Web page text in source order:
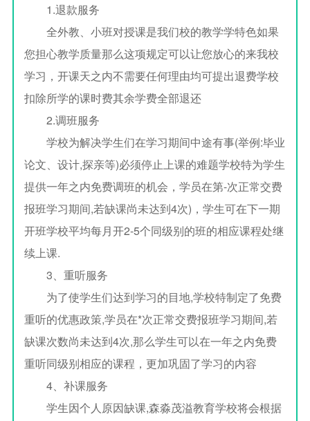
1.退款服务
全外教、小班对授课是我们校的教学学特色如果
您担心教学质量那么这项规定可以让您放心的来我校
学习，开课天之内不需要任何理由均可提出退费学校
扣除所学的课时费其余学费全部退还
2.调班服务
学校为解决学生们在学习期间中途有事(举例:毕业
论文、设计,探亲等)必须停止上课的难题学校特为学生
提供一年之内免费调班的机会，学员在第-次正常交费
报班学习期间,若缺课尚未达到4次)，学生可在下一期
开班学校平均每月开2-5个同级别的班的相应课程处继
续上课.
3、重听服务
为了使学生们达到学习的目地,学校特制定了免费
重听的优惠政策,学员在*次正常交费报班学习期间,若
缺课次数尚未达到4次,那么学生可以在一年之内免费
重听同级别相应的课程，更加巩固了学习的内容
4、补课服务
学生因个人原因缺课,森淼茂溢教育学校将会根据